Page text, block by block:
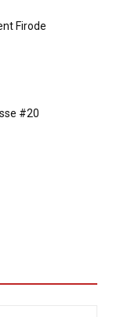
Firode
#20